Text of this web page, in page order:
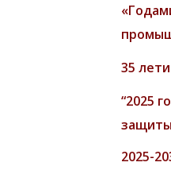
35
“2025
2025-